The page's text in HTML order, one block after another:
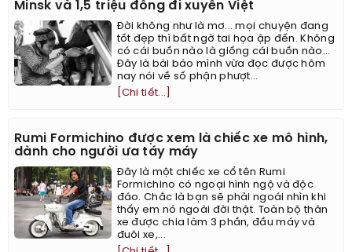
Minsk và 1,5 triệu đồng đi xuyên Việt
Đời không như là mơ... mọi chuyện đang
tốt đẹp thì bất ngờ tai họa ập đến. Không
có cái buồn nào là giống cái buồn nào...
Đây là bài báo mình vừa đọc được hôm
nay nói về số phận phượt...
[Chi tiết...]
Rumi Formichino được xem là chiếc xe mô hình,
dành cho người ưa táy máy
Đây là một chiếc xe cổ tên Rumi
Formichino có ngoại hình ngộ và độc
đáo. Chắc là bạn sẽ phải ngoái nhìn khi
thấy em nó ngoài đời thật. Toàn bộ thân
xe được chia làm 3 phần, đầu máy và
đuôi xe,...